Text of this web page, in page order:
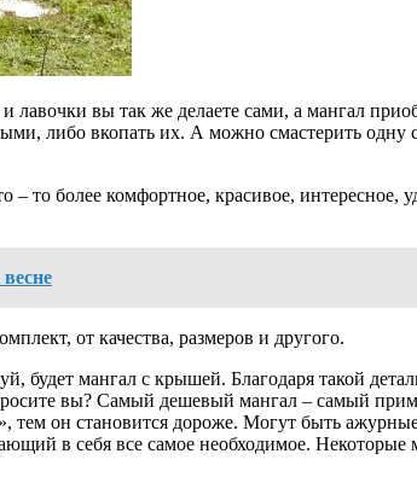
вы так же делаете сами, а мангал
либо вкопать их. А можно смастерить одну
то более комфортное, красивое, интересное,
от качества, размеров и другого.
будет мангал с крышей. Благодаря такой
вы? Самый дешевый мангал – самый
он становится дороже. Могут быть
в себя все самое необходимое.